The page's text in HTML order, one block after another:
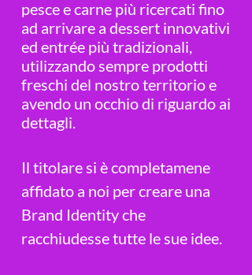
pesce e carne più ricercati fino
ad arrivare a dessert innovativi
ed entrée più tradizionali,
utilizzando sempre prodotti
freschi del nostro territorio e
avendo un occhio di riguardo ai
dettagli.
Il titolare si è completamene
affidato a noi per creare una
Brand Identity che
racchiudesse tutte le sue idee.